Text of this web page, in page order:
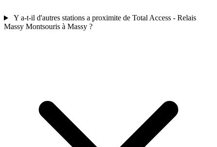
Y a-t-il d'autres stations a proximite de Total Access - Relais
Massy Montsouris à Massy ?